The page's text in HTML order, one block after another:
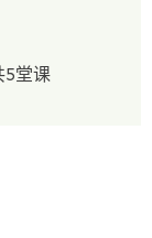
5堂课